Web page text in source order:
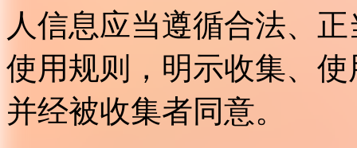
人信息应当遵循合法、
使用规则，明示收集、
并经被收集者同意。